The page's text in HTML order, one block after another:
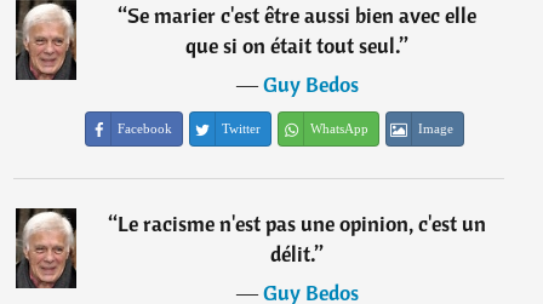
“Se marier c'est être aussi bien avec elle
que si on était tout seul.”
―Guy Bedos
Facebook Twitter WhatsApp Image
“Le racisme n'est pas une opinion, c'est un
délit.”
―Guy Bedos